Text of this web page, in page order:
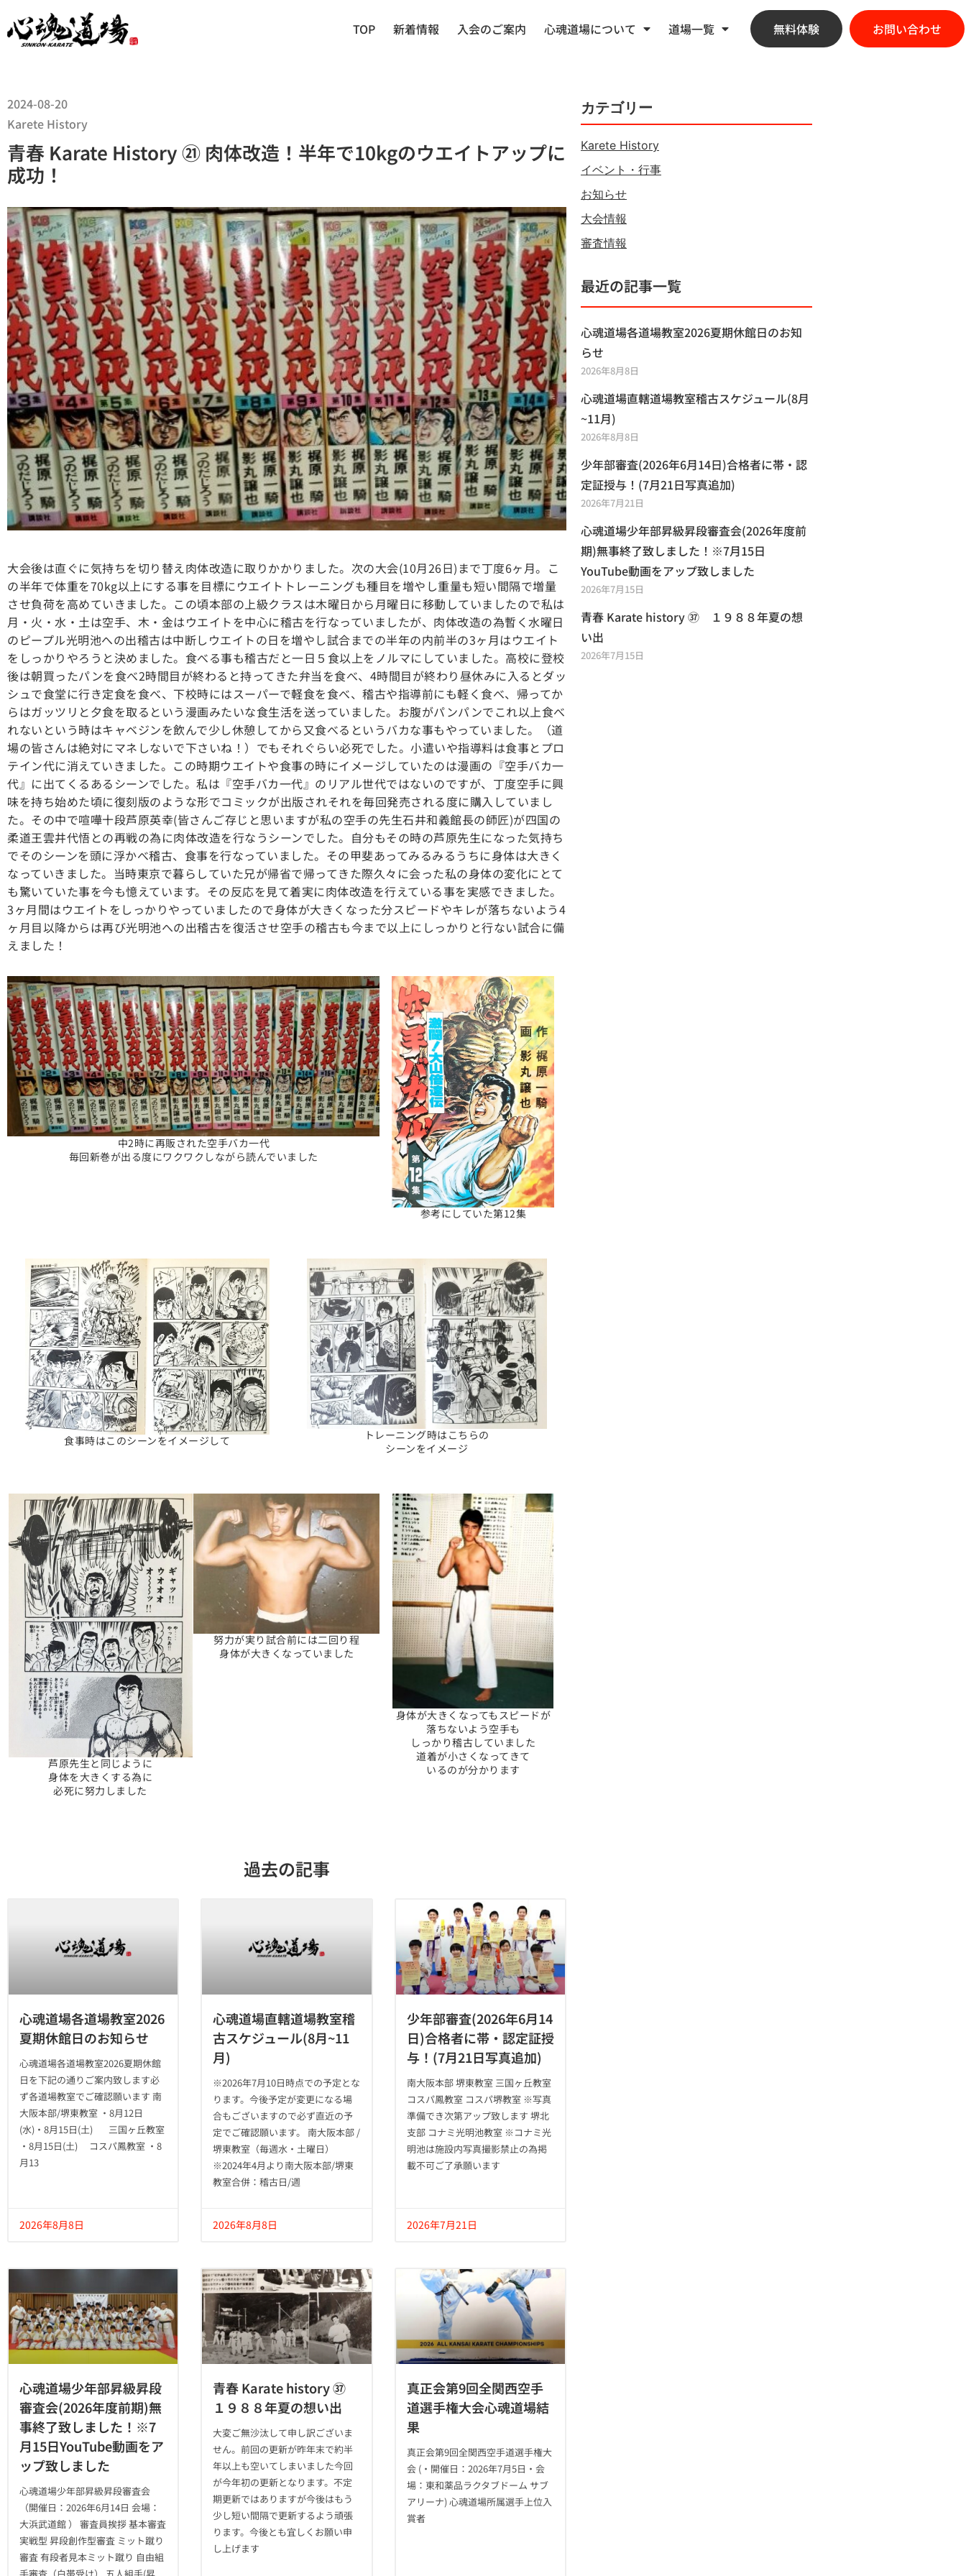
TOP 新着情報 入会のご案内 心魂道場について 道場一覧 無料体験 お問い合わせ
2024-08-20
Karete History
青春 Karate History ㉑ 肉体改造！半年で10kgのウエイトアップに
成功！
大会後は直ぐに気持ちを切り替え肉体改造に取りかかりました。次の大会(10月26日)まで丁度6ヶ月。こ
の半年で体重を70kg以上にする事を目標にウエイトトレーニングも種目を増やし重量も短い間隔で増量
させ負荷を高めていきました。この頃本部の上級クラスは木曜日から月曜日に移動していましたので私は
月・火・水・土は空手、木・金はウエイトを中心に稽古を行なっていましたが、肉体改造の為暫く水曜日
のピープル光明池への出稽古は中断しウエイトの日を増やし試合までの半年の内前半の3ヶ月はウエイト
をしっかりやろうと決めました。食べる事も稽古だと一日５食以上をノルマにしていました。高校に登校
後は朝買ったパンを食べ2時間目が終わると持ってきた弁当を食べ、4時間目が終わり昼休みに入るとダッ
シュで食堂に行き定食を食べ、下校時にはスーパーで軽食を食べ、稽古や指導前にも軽く食べ、帰ってか
らはガッツリと夕食を取るという漫画みたいな食生活を送っていました。お腹がパンパンでこれ以上食べ
れないという時はキャベジンを飲んで少し休憩してから又食べるというバカな事もやっていました。（道
場の皆さんは絶対にマネしないで下さいね！）でもそれぐらい必死でした。小遣いや指導料は食事とプロ
テイン代に消えていきました。この時期ウエイトや食事の時にイメージしていたのは漫画の『空手バカ一
代』に出てくるあるシーンでした。私は『空手バカ一代』のリアル世代ではないのですが、丁度空手に興
味を持ち始めた頃に復刻版のような形でコミックが出版されそれを毎回発売される度に購入していまし
た。その中で喧嘩十段芦原英幸(皆さんご存じと思いますが私の空手の先生石井和義館長の師匠)が四国の
柔道王雲井代悟との再戦の為に肉体改造を行なうシーンでした。自分もその時の芦原先生になった気持ち
でそのシーンを頭に浮かべ稽古、食事を行なっていました。その甲斐あってみるみるうちに身体は大きく
なっていきました。当時東京で暮らしていた兄が帰省で帰ってきた際久々に会った私の身体の変化にとて
も驚いていた事を今も憶えています。その反応を見て着実に肉体改造を行えている事を実感できました。
3ヶ月間はウエイトをしっかりやっていましたので身体が大きくなった分スピードやキレが落ちないよう4
ヶ月目以降からは再び光明池への出稽古を復活させ空手の稽古も今まで以上にしっかりと行ない試合に備
えました！
中2時に再販された空手バカ一代
毎回新巻が出る度にワクワクしながら読んでいました
参考にしていた第12集
食事時はこのシーンをイメージして
トレーニング時はこちらの
シーンをイメージ
芦原先生と同じように
身体を大きくする為に
必死に努力しました
努力が実り試合前には二回り程
身体が大きくなっていました
身体が大きくなってもスピードが
落ちないよう空手も
しっかり稽古していました
道着が小さくなってきて
いるのが分かります
過去の記事
心魂道場各道場教室2026
夏期休館日のお知らせ
心魂道場各道場教室2026夏期休館
日を下記の通りご案内致します必
ず各道場教室でご確認願います 南
大阪本部/堺東教室 ・8月12日
(水)・8月15日(土) 三国ヶ丘教室
・8月15日(土) コスパ鳳教室 ・8
月13
2026年8月8日
心魂道場直轄道場教室稽
古スケジュール(8月~11
月)
※2026年7月10日時点での予定とな
ります。今後予定が変更になる場
合もございますので必ず直近の予
定でご確認願います。 南大阪本部 /
堺東教室（毎週水・土曜日）
※2024年4月より南大阪本部/堺東
教室合併：稽古日/週
2026年8月8日
少年部審査(2026年6月14
日)合格者に帯・認定証授
与！(7月21日写真追加)
南大阪本部 堺東教室 三国ヶ丘教室
コスパ鳳教室 コスパ堺教室 ※写真
準備でき次第アップ致します 堺北
支部 コナミ光明池教室 ※コナミ光
明池は施設内写真撮影禁止の為掲
載不可ご了承願います
2026年7月21日
心魂道場少年部昇級昇段
審査会(2026年度前期)無
事終了致しました！※7
月15日YouTube動画をア
ップ致しました
心魂道場少年部昇級昇段審査会
（開催日：2026年6月14日 会場：
大浜武道館 ） 審査員挨拶 基本審査
実戦型 昇段創作型審査 ミット蹴り
審査 有段者見本ミット蹴り 自由組
青春 Karate history ㊲
１９８８年夏の想い出
大変ご無沙汰して申し訳ございま
せん。前回の更新が昨年末で約半
年以上も空いてしまいました今回
が今年初の更新となります。不定
期更新ではありますが今後はもう
少し短い間隔で更新するよう頑張
ります。今後とも宜しくお願い申
し上げます
真正会第9回全関西空手
道選手権大会心魂道場結
果
真正会第9回全関西空手道選手権大
会 (・開催日：2026年7月5日・会
場：東和薬品ラクタブドーム サブ
アリーナ) 心魂道場所属選手上位入
賞者
カテゴリー
Karete History
イベント・行事
お知らせ
大会情報
審査情報
最近の記事一覧
心魂道場各道場教室2026夏期休館日のお知
らせ
2026年8月8日
心魂道場直轄道場教室稽古スケジュール(8月
~11月)
2026年8月8日
少年部審査(2026年6月14日)合格者に帯・認
定証授与！(7月21日写真追加)
2026年7月21日
心魂道場少年部昇級昇段審査会(2026年度前
期)無事終了致しました！※7月15日
YouTube動画をアップ致しました
2026年7月15日
青春 Karate history ㊲ １９８８年夏の想
い出
2026年7月15日